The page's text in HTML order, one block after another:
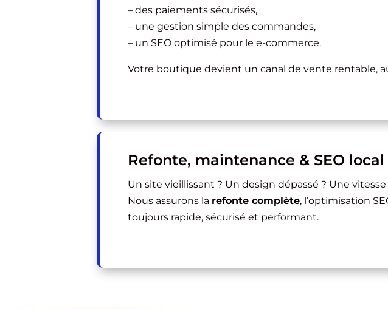
– des paiements sécurisés,
– une gestion simple des commandes,
– un SEO optimisé pour le e-commerce.
Votre boutique devient un canal de vente rentable,
Refonte, maintenance & SEO local
Un site vieillissant ? Un design dépassé ? Une
Nous assurons la refonte complète, l’optimisation
toujours rapide, sécurisé et performant.